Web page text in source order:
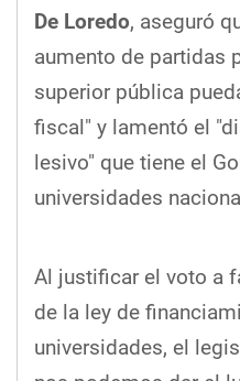
De Loredo, aseguró
aumento de partidas
superior pública
fiscal" y lamentó el
lesivo" que tiene el
universidades
Al justificar el voto a
de la ley de
universidades, el